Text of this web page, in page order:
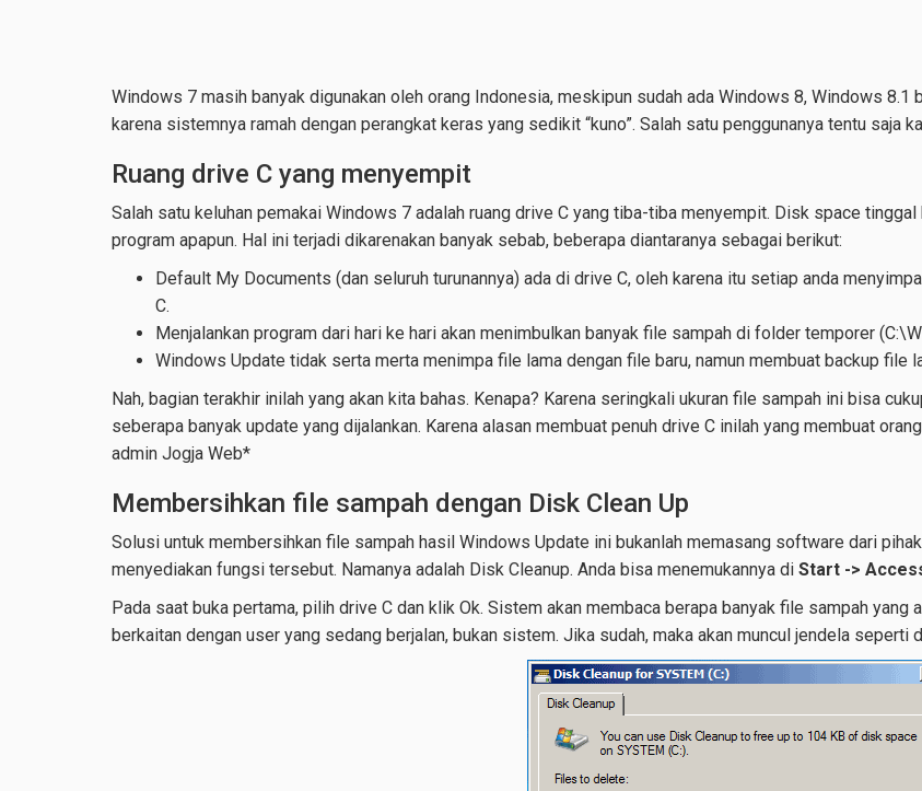
Windows 7 masih banyak digunakan oleh orang Indonesia, meskipun sudah ada Windows 8, Windows
karena sistemnya ramah dengan perangkat keras yang sedikit “kuno”. Salah satu penggunanya tentu saja
Ruang drive C yang menyempit
Salah satu keluhan pemakai Windows 7 adalah ruang drive C yang tiba-tiba menyempit. Disk space
program apapun. Hal ini terjadi dikarenakan banyak sebab, beberapa diantaranya sebagai berikut:
Default My Documents (dan seluruh turunannya) ada di drive C, oleh karena itu setiap anda
C.
Menjalankan program dari hari ke hari akan menimbulkan banyak file sampah di folder temporer
Windows Update tidak serta merta menimpa file lama dengan file baru, namun membuat backup file
Nah, bagian terakhir inilah yang akan kita bahas. Kenapa? Karena seringkali ukuran file sampah ini bisa
seberapa banyak update yang dijalankan. Karena alasan membuat penuh drive C inilah yang membuat
admin Jogja Web*
Membersihkan file sampah dengan Disk Clean Up
Solusi untuk membersihkan file sampah hasil Windows Update ini bukanlah memasang software dari
menyediakan fungsi tersebut. Namanya adalah Disk Cleanup. Anda bisa menemukannya di Start ->
Pada saat buka pertama, pilih drive C dan klik Ok. Sistem akan membaca berapa banyak file sampah yang
berkaitan dengan user yang sedang berjalan, bukan sistem. Jika sudah, maka akan muncul jendela seperti